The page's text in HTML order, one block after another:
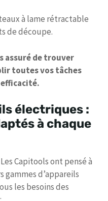
à lame rétractable
de découpe.
assuré de trouver
toutes vos tâches
électriques :
à chaque
Capitools ont pensé à
d’appareils
les besoins des